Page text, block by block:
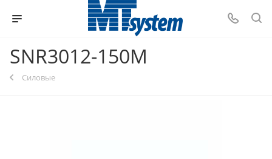
SNR3012-150M
Силовые